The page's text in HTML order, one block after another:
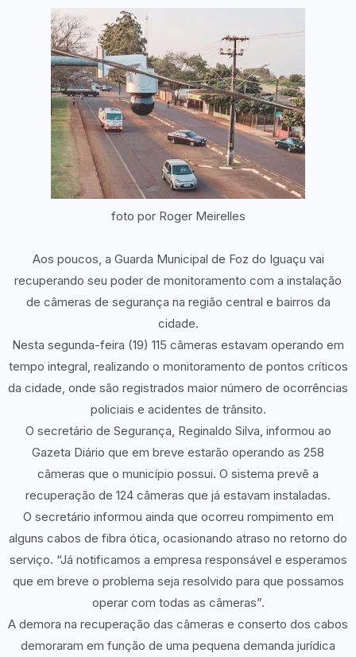
foto por Roger Meirelles
Aos poucos, a Guarda Municipal de Foz do Iguaçu vai
recuperando seu poder de monitoramento com a instalação
de câmeras de segurança na região central e bairros da
cidade.
Nesta segunda-feira (19) 115 câmeras estavam operando em
tempo integral, realizando o monitoramento de pontos críticos
da cidade, onde são registrados maior número de ocorrências
policiais e acidentes de trânsito.
O secretário de Segurança, Reginaldo Silva, informou ao
Gazeta Diário que em breve estarão operando as 258
câmeras que o município possui. O sistema prevê a
recuperação de 124 câmeras que já estavam instaladas.
O secretário informou ainda que ocorreu rompimento em
alguns cabos de fibra ótica, ocasionando atraso no retorno do
serviço. “Já notificamos a empresa responsável e esperamos
que em breve o problema seja resolvido para que possamos
operar com todas as câmeras”.
A demora na recuperação das câmeras e conserto dos cabos
demoraram em função de uma pequena demanda jurídica